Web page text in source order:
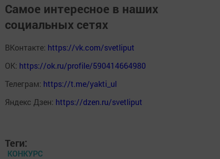
Самое интересное в наших
социальных сетях
ВКонтакте: https://vk.com/svetliput
ОК: https://ok.ru/profile/590414664980
Телеграм: https://t.me/yakti_ul
Яндекс Дзен: https://dzen.ru/svetliput
Теги:
КОНКУРС